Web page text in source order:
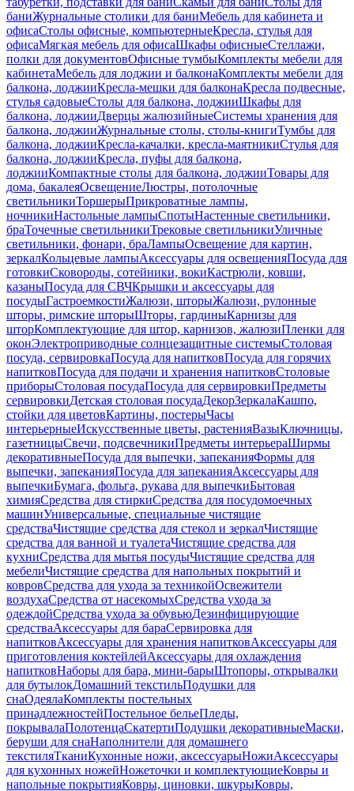
баниЖурнальные столики для баниМебель для кабинета и
офисаСтолы офисные, компьютерныеКресла, стулья для
офисаМягкая мебель для офисаШкафы офисныеСтеллажи,
полки для документовОфисные тумбыКомплекты мебели для
кабинетаМебель для лоджии и балконаКомплекты мебели для
балкона, лоджииКресла-мешки для балконаКресла подвесные,
стулья садовыеСтолы для балкона, лоджииШкафы для
балкона, лоджииДверцы жалюзийныеСистемы хранения для
балкона, лоджииЖурнальные столы, столы-книгиТумбы для
балкона, лоджииКресла-качалки, кресла-маятникиСтулья для
балкона, лоджииКресла, пуфы для балкона,
лоджииКомпактные столы для балкона, лоджииТовары для
дома, бакалеяОсвещениеЛюстры, потолочные
светильникиТоршерыПрикроватные лампы,
ночникиНастольные лампыСпотыНастенные светильники,
браТочечные светильникиТрековые светильникиУличные
светильники, фонари, браЛампыОсвещение для картин,
зеркалКольцевые лампыАксессуары для освещенияПосуда для
готовкиСковороды, сотейники, вокиКастрюли, ковши,
казаныПосуда для СВЧКрышки и аксессуары для
посудыГастроемкостиЖалюзи, шторыЖалюзи, рулонные
шторы, римские шторыШторы, гардиныКарнизы для
шторКомплектующие для штор, карнизов, жалюзиПленки для
оконЭлектроприводные солнцезащитные системыСтоловая
посуда, сервировкаПосуда для напитковПосуда для горячих
напитковПосуда для подачи и хранения напитковСтоловые
приборыСтоловая посудаПосуда для сервировкиПредметы
сервировкиДетская столовая посудаДекорЗеркалаКашпо,
стойки для цветовКартины, постерыЧасы
интерьерныеИскусственные цветы, растенияВазыКлючницы,
газетницыСвечи, подсвечникиПредметы интерьераШирмы
декоративныеПосуда для выпечки, запеканияФормы для
выпечки, запеканияПосуда для запеканияАксессуары для
выпечкиБумага, фольга, рукава для выпечкиБытовая
химияСредства для стиркиСредства для посудомоечных
машинУниверсальные, специальные чистящие
средстваЧистящие средства для стекол и зеркалЧистящие
средства для ванной и туалетаЧистящие средства для
кухниСредства для мытья посудыЧистящие средства для
мебелиЧистящие средства для напольных покрытий и
ковровСредства для ухода за техникойОсвежители
воздухаСредства от насекомыхСредства ухода за
одеждойСредства ухода за обувьюДезинфицирующие
средстваАксессуары для бараСервировка для
напитковАксессуары для хранения напитковАксессуары для
приготовления коктейлейАксессуары для охлаждения
напитковНаборы для бара, мини-барыШтопоры, открывалки
для бутылокДомашний текстильПодушки для
снаОдеялаКомплекты постельных
принадлежностейПостельное бельеПледы,
покрывалаПолотенцаСкатертиПодушки декоративныеМаски,
беруши для снаНаполнители для домашнего
текстиляТканиКухонные ножи, аксессуарыНожиАксессуары
для кухонных ножейНожеточки и комплектующиеКовры и
напольные покрытияКовры, циновки, шкурыКовры,